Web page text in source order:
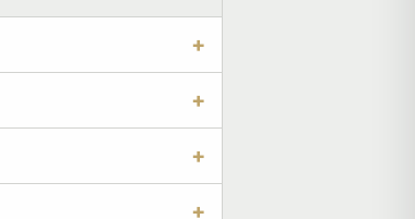
+
+
+
+